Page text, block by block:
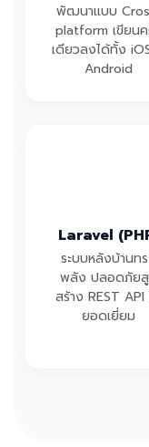
พัฒนาแบบ
platform เขียน
เดียวลงได้ทั้ง
Android
Laravel
ระบบหลังบ้านท
พลัง ปลอดภัย
สร้าง REST API
ยอดเยี่ยม